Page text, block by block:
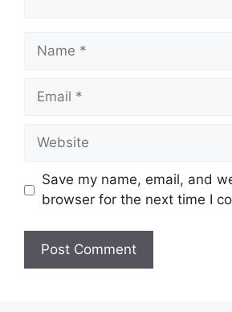
Name
Email
Website
Save my name, email, and
browser for the next time I